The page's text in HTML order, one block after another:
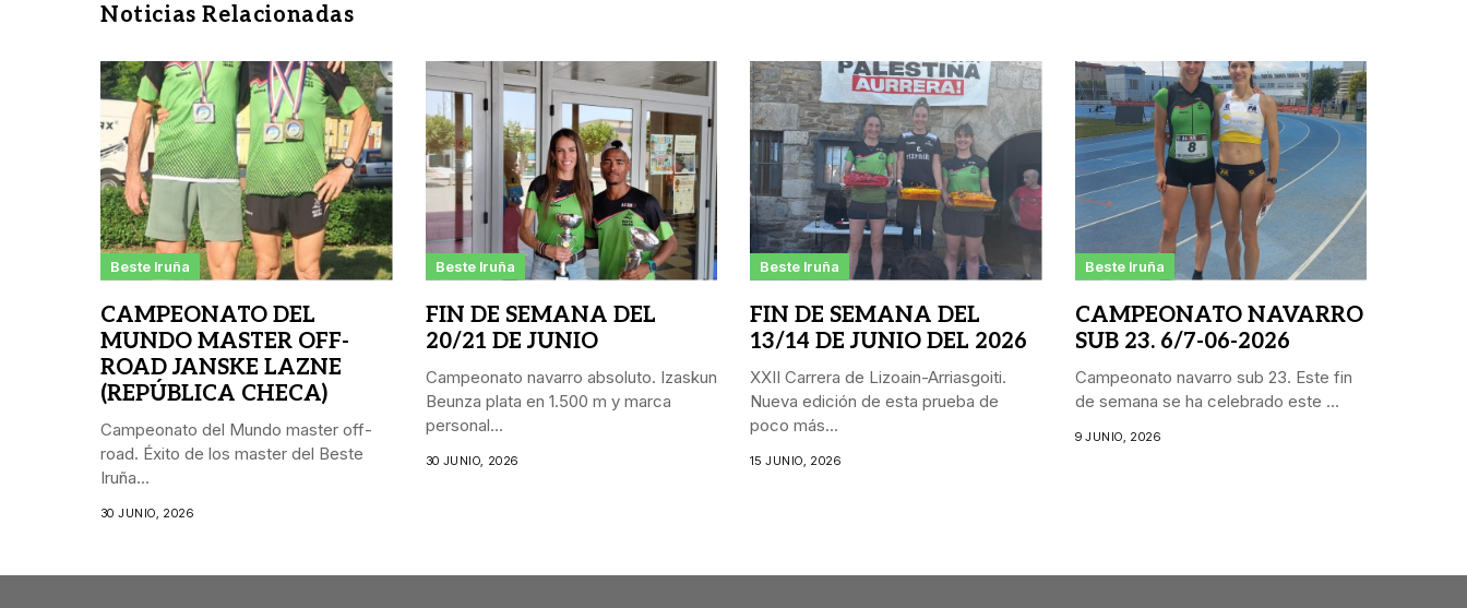
Noticias Relacionadas
Beste Iruña
CAMPEONATO DEL
MUNDO MASTER OFF-
ROAD JANSKE LAZNE
(REPÚBLICA CHECA)
Campeonato del Mundo master off-
road. Éxito de los master del Beste
Iruña...
30 JUNIO, 2026
Beste Iruña
FIN DE SEMANA DEL
20/21 DE JUNIO
Campeonato navarro absoluto. Izaskun
Beunza plata en 1.500 m y marca
personal...
30 JUNIO, 2026
Beste Iruña
FIN DE SEMANA DEL
13/14 DE JUNIO DEL 2026
XXII Carrera de Lizoain-Arriasgoiti.
Nueva edición de esta prueba de
poco más...
15 JUNIO, 2026
Beste Iruña
CAMPEONATO NAVARRO
SUB 23. 6/7-06-2026
Campeonato navarro sub 23. Este fin
de semana se ha celebrado este ...
9 JUNIO, 2026